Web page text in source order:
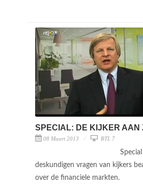
SPECIAL: DE KIJKER AAN
08 Maart 2013 RTL 7
deskundigen vragen van kijkers
over de financiele markten.